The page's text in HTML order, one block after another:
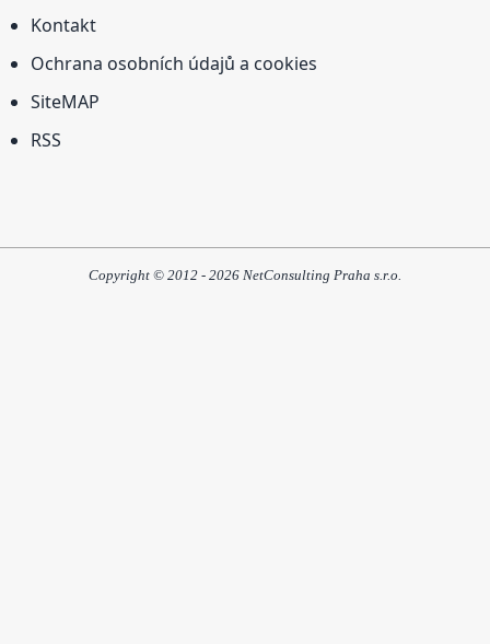
Kontakt
Ochrana osobních údajů a cookies
SiteMAP
RSS
Copyright © 2012 - 2026 NetConsulting Praha s.r.o.